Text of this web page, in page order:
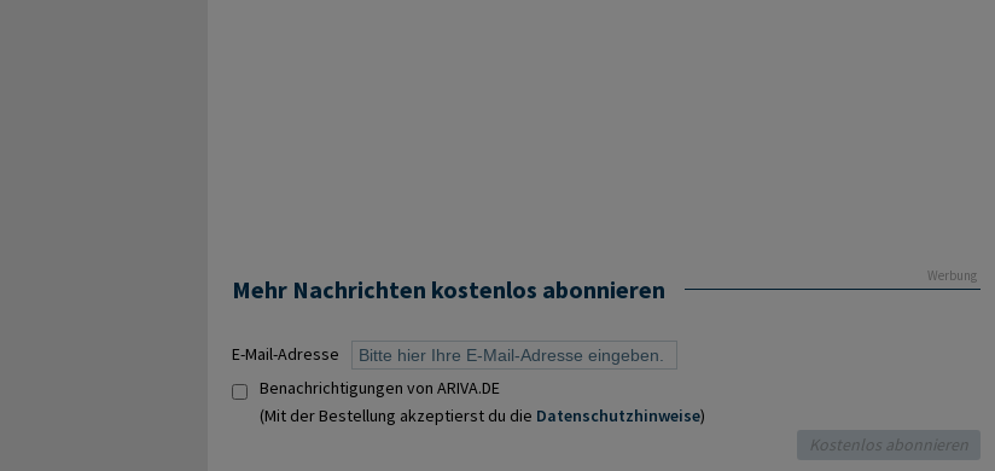
Werbung
Mehr Nachrichten kostenlos abonnieren
E-Mail-Adresse
Benachrichtigungen von ARIVA.DE
(Mit der Bestellung akzeptierst du die Datenschutzhinweise)